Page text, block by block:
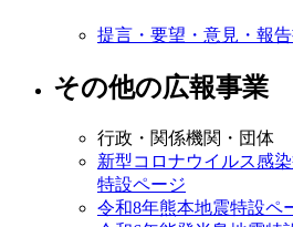
提言・要望・意見・報
その他の広報事業
行政・関係機関・団体
新型コロナウイルス感
特設ページ
令和8年熊本地震特設ペ